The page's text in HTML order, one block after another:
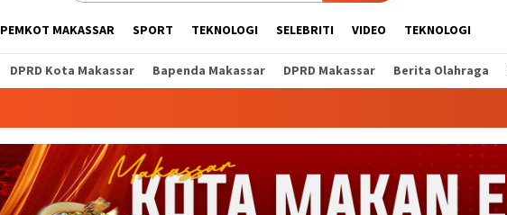
PEMKOT MAKASSAR SPORT TEKNOLOGI SELEBRITI VIDEO TEKNOLOGI
DPRD Kota Makassar Bapenda Makassar DPRD Makassar Berita Olahraga